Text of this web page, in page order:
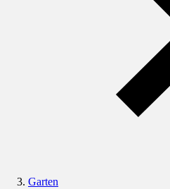
Garten